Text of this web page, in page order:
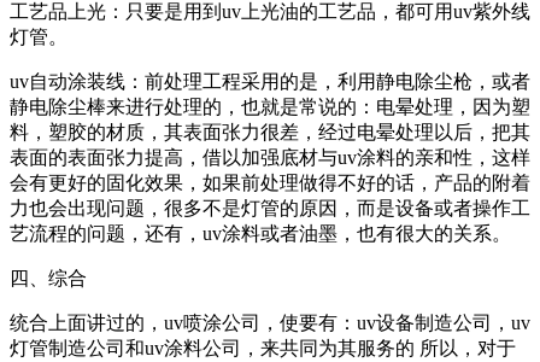
工艺品上光：只要是用到uv上光油的工艺品，都可用uv紫外线
灯管。
uv自动涂装线：前处理工程采用的是，利用静电除尘枪，或者
静电除尘棒来进行处理的，也就是常说的：电晕处理，因为塑
料，塑胶的材质，其表面张力很差，经过电晕处理以后，把其
表面的表面张力提高，借以加强底材与uv涂料的亲和性，这样
会有更好的固化效果，如果前处理做得不好的话，产品的附着
力也会出现问题，很多不是灯管的原因，而是设备或者操作工
艺流程的问题，还有，uv涂料或者油墨，也有很大的关系。
四、综合
统合上面讲过的，uv喷涂公司，使要有：uv设备制造公司，uv
灯管制造公司和uv涂料公司，来共同为其服务的 所以，对于